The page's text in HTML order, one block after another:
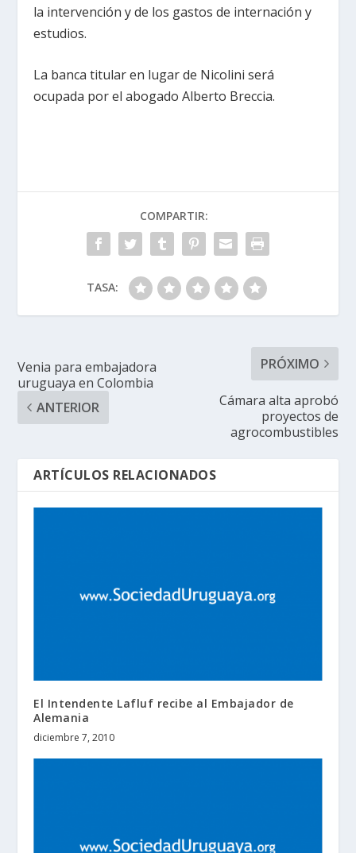
la intervención y de los gastos de internación y
estudios.
La banca titular en lugar de Nicolini será
ocupada por el abogado Alberto Breccia.
COMPARTIR:
TASA:
Venia para embajadora
uruguaya en Colombia
ANTERIOR
PRÓXIMO
Cámara alta aprobó
proyectos de
agrocombustibles
ARTÍCULOS RELACIONADOS
El Intendente Lafluf recibe al Embajador de
Alemania
diciembre 7, 2010